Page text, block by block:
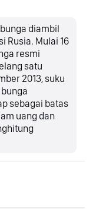
diambil
Rusia. Mulai 16
resmi
satu
2013, suku
sebagai batas
uang dan